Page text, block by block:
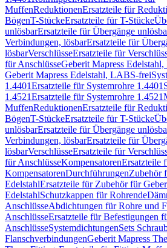
MuffenReduktionenErsatzteile für
BögenT-StückeErsatzteile für T-Stücke
unlösbarErsatzteile für Übergänge
Verbindungen, lösbarErsatzteile für
lösbarVerschlüsseErsatzteile für
für AnschlüsseGeberit Mapress
Geberit Mapress Edelstahl, LABS-frei
1.4401Ersatzteile für Systemrohre 1.4401
1.4521Ersatzteile für Systemrohre 1.4521
MuffenReduktionenErsatzteile für
BögenT-StückeErsatzteile für T-Stücke
unlösbarErsatzteile für Übergänge
Verbindungen, lösbarErsatzteile für
lösbarVerschlüsseErsatzteile für
für AnschlüsseKompensatorenErsatzteile
KompensatorenDurchführungenZubehör
EdelstahlErsatzteile für Zubehör für
EdelstahlSchutzkappen für Rohrende
AnschlüsseAbdichtungen für Rohre und
AnschlüsseErsatzteile für Befestigungen
AnschlüsseSystemdichtungenSets
FlanschverbindungenGeberit Mapress